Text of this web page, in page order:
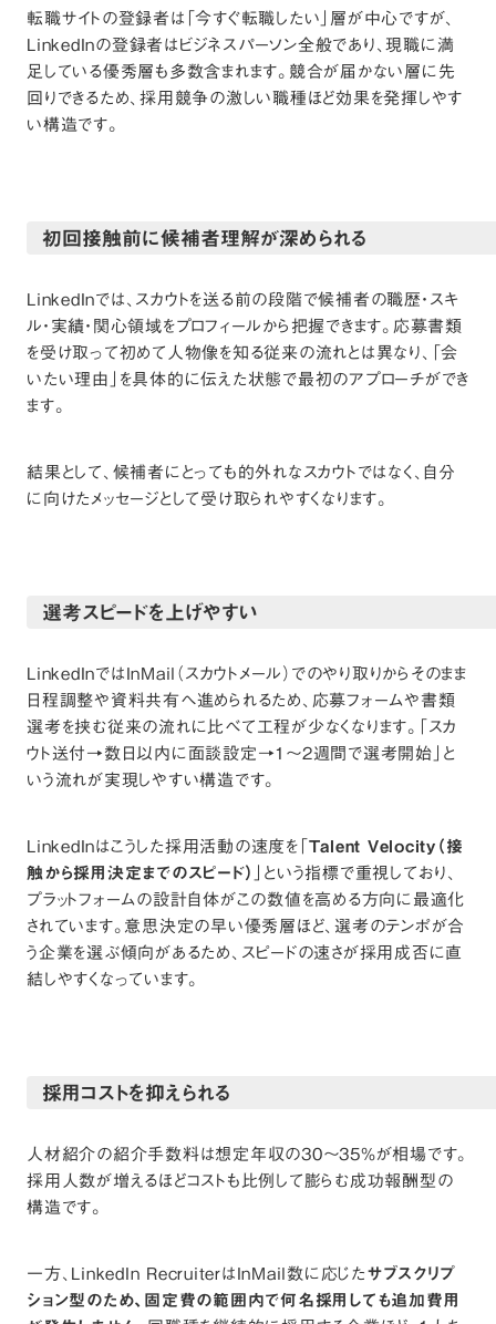
転職サイトの登録者は「今すぐ転職したい」層が中心ですが、
LinkedInの登録者はビジネスパーソン全般であり、現職に満
足している優秀層も多数含まれます。競合が届かない層に先
回りできるため、採用競争の激しい職種ほど効果を発揮しやす
い構造です。
初回接触前に候補者理解が深められる
LinkedInでは、スカウトを送る前の段階で候補者の職歴・スキ
ル・実績・関心領域をプロフィールから把握できます。応募書類
を受け取って初めて人物像を知る従来の流れとは異なり、「会
いたい理由」を具体的に伝えた状態で最初のアプローチができ
ます。
結果として、候補者にとっても的外れなスカウトではなく、自分
に向けたメッセージとして受け取られやすくなります。
選考スピードを上げやすい
LinkedInではInMail（スカウトメール）でのやり取りからそのまま
日程調整や資料共有へ進められるため、応募フォームや書類
選考を挟む従来の流れに比べて工程が少なくなります。「スカ
ウト送付→数日以内に面談設定→1〜2週間で選考開始」と
いう流れが実現しやすい構造です。
LinkedInはこうした採用活動の速度を「Talent Velocity（接
触から採用決定までのスピード）」という指標で重視しており、
プラットフォームの設計自体がこの数値を高める方向に最適化
されています。意思決定の早い優秀層ほど、選考のテンポが合
う企業を選ぶ傾向があるため、スピードの速さが採用成否に直
結しやすくなっています。
採用コストを抑えられる
人材紹介の紹介手数料は想定年収の30〜35%が相場です。
採用人数が増えるほどコストも比例して膨らむ成功報酬型の
構造です。
一方、LinkedIn RecruiterはInMail数に応じたサブスクリプ
ション型のため、固定費の範囲内で何名採用しても追加費用